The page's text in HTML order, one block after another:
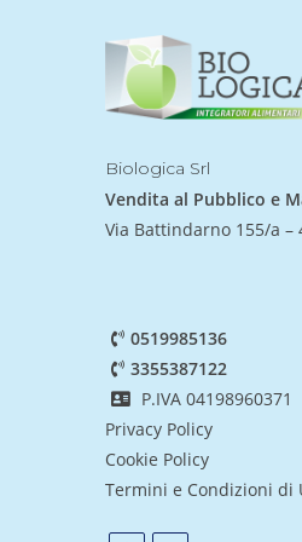
Biologica Srl
Vendita al Pubblico e
Via Battindarno 155/a –
0519985136
3355387122
P.IVA 04198960371
Privacy Policy
Cookie Policy
Termini e Condizioni di